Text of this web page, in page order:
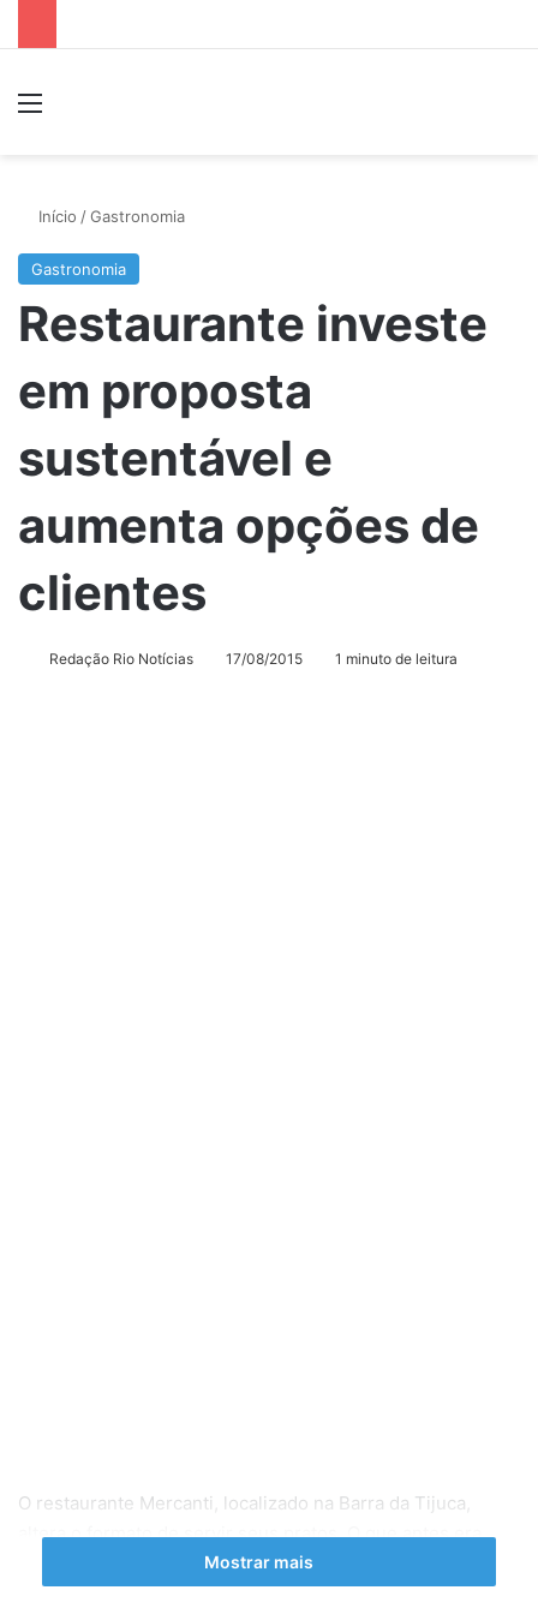
Início /Gastronomia
Gastronomia
Restaurante investe
em proposta
sustentável e
aumenta opções de
clientes
Redação Rio Notícias 17/08/2015 1 minuto de leitura
O restaurante Mercanti, localizado na Barra da Tijuca,
altera o formato de servir seus pratos. O que antes era
uma carne seguida de mais dois acompanhamentos, agora
tem uma lógica mais preocupada em evitar o desperdício e
Mostrar mais